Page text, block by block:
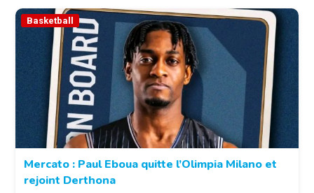
Basketball
Mercato : Paul Eboua quitte l’Olimpia Milano et
rejoint Derthona